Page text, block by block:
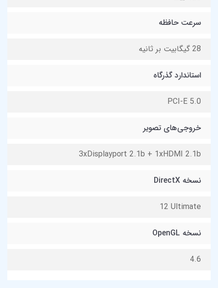
سرعت حافظه
28 گیگابیت بر ثانیه
استاندارد گذرگاه
PCI-E 5.0
خروجی‌های تصویر
3xDisplayport 2.1b + 1xHDMI 2.1b
نسخه DirectX
1‎2 Ultimate
نسخه OpenGL
4.6